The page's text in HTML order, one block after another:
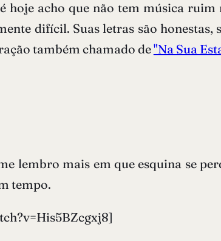
hoje acho que não tem música
difícil. Suas letras são honestas,
também chamado de"Na Sua
lembro mais em que esquina se
tempo.